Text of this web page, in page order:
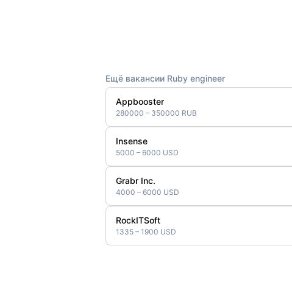
Ещё вакансии Ruby engineer
Appbooster
280000 – 350000 RUB
Insense
5000 – 6000 USD
Grabr Inc.
4000 – 6000 USD
RockITSoft
1335 – 1900 USD